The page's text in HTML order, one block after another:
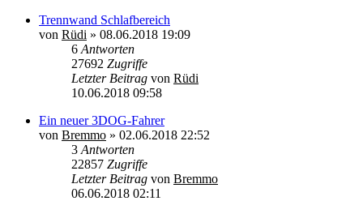
Trennwand Schlafbereich
von Rüdi » 08.06.2018 19:09
6 Antworten
27692 Zugriffe
Letzter Beitrag von Rüdi
10.06.2018 09:58
Ein neuer 3DOG-Fahrer
von Bremmo » 02.06.2018 22:52
3 Antworten
22857 Zugriffe
Letzter Beitrag von Bremmo
06.06.2018 02:11